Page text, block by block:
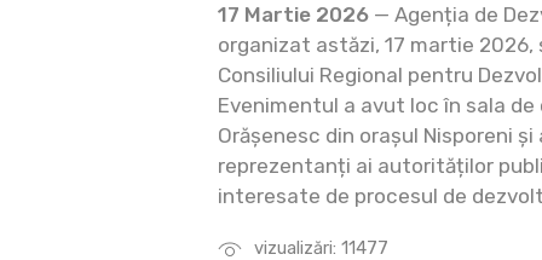
vizualizări: 11477
17 Martie 2026 — Agenția de
organizat astăzi, 17 martie 2026,
Consiliului Regional pentru
Evenimentul a avut loc în sala
Orășenesc din orașul Nisporeni
reprezentanți ai autorităților
interesate de procesul de